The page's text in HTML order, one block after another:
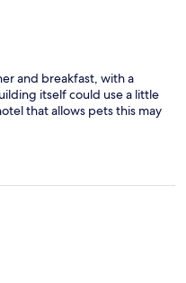
and breakfast, with a
itself could use a little
that allows pets this may